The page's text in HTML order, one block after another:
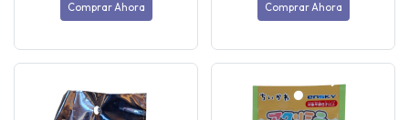
Comprar Ahora Comprar Ahora